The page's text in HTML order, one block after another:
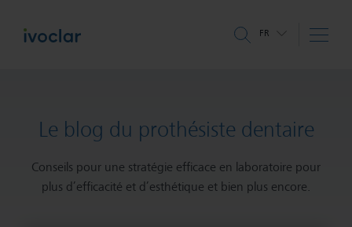
FR
Le blog du prothésiste dentaire
Conseils pour une stratégie efficace en laboratoire pour
plus d’efficacité et d’esthétique et bien plus encore.